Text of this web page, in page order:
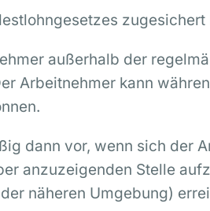
zugesichert
außerhalb der
Arbeitnehmer kann
dann vor, wenn sich der
anzuzeigenden Stelle
näheren Umgebung)